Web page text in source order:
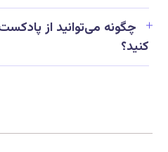
چگونه می‌توانید از
کنید؟